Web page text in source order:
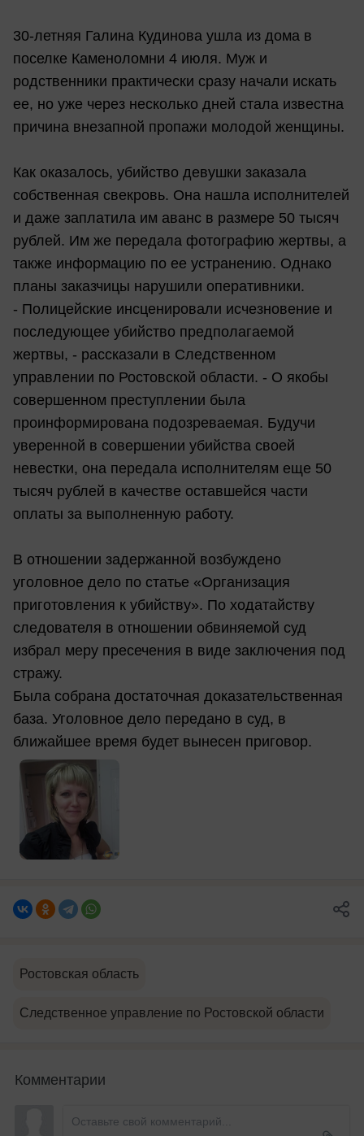
30-летняя Галина Кудинова ушла из дома в
поселке Каменоломни 4 июля. Муж и
родственники практически сразу начали искать
ее, но уже через несколько дней стала известна
причина внезапной пропажи молодой женщины.
Как оказалось, убийство девушки заказала
собственная свекровь. Она нашла исполнителей
и даже заплатила им аванс в размере 50 тысяч
рублей. Им же передала фотографию жертвы, а
также информацию по ее устранению. Однако
планы заказчицы нарушили оперативники.
- Полицейские инсценировали исчезновение и
последующее убийство предполагаемой
жертвы, - рассказали в Следственном
управлении по Ростовской области. - О якобы
совершенном преступлении была
проинформирована подозреваемая. Будучи
уверенной в совершении убийства своей
невестки, она передала исполнителям еще 50
тысяч рублей в качестве оставшейся части
оплаты за выполненную работу.
В отношении задержанной возбуждено
уголовное дело по статье «Организация
приготовления к убийству». По ходатайству
следователя в отношении обвиняемой суд
избрал меру пресечения в виде заключения под
стражу.
Была собрана достаточная доказательственная
база. Уголовное дело передано в суд, в
ближайшее время будет вынесен приговор.
Ростовская область
Следственное управление по Ростовской области
Комментарии